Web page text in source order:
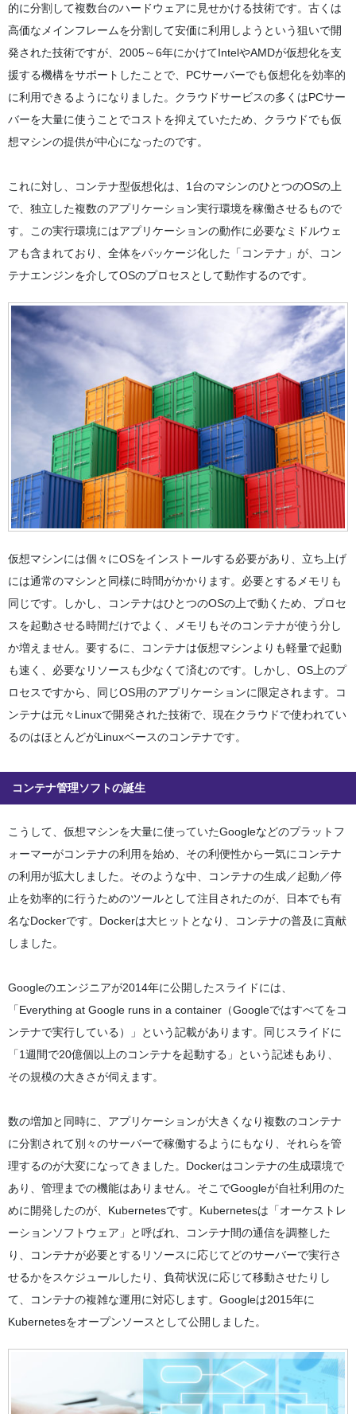
的に分割して複数台のハードウェアに見せかける技術です。古くは
高価なメインフレームを分割して安価に利用しようという狙いで開
発された技術ですが、2005～6年にかけてIntelやAMDが仮想化を支
援する機構をサポートしたことで、PCサーバーでも仮想化を効率的
に利用できるようになりました。クラウドサービスの多くはPCサー
バーを大量に使うことでコストを抑えていたため、クラウドでも仮
想マシンの提供が中心になったのです。
これに対し、コンテナ型仮想化は、1台のマシンのひとつのOSの上
で、独立した複数のアプリケーション実行環境を稼働させるもので
す。この実行環境にはアプリケーションの動作に必要なミドルウェ
アも含まれており、全体をパッケージ化した「コンテナ」が、コン
テナエンジンを介してOSのプロセスとして動作するのです。
仮想マシンには個々にOSをインストールする必要があり、立ち上げ
には通常のマシンと同様に時間がかかります。必要とするメモリも
同じです。しかし、コンテナはひとつのOSの上で動くため、プロセ
スを起動させる時間だけでよく、メモリもそのコンテナが使う分し
か増えません。要するに、コンテナは仮想マシンよりも軽量で起動
も速く、必要なリソースも少なくて済むのです。しかし、OS上のプ
ロセスですから、同じOS用のアプリケーションに限定されます。コ
ンテナは元々Linuxで開発された技術で、現在クラウドで使われてい
るのはほとんどがLinuxベースのコンテナです。
コンテナ管理ソフトの誕生
こうして、仮想マシンを大量に使っていたGoogleなどのプラットフ
ォーマーがコンテナの利用を始め、その利便性から一気にコンテナ
の利用が拡大しました。そのような中、コンテナの生成／起動／停
止を効率的に行うためのツールとして注目されたのが、日本でも有
名なDockerです。Dockerは大ヒットとなり、コンテナの普及に貢献
しました。
Googleのエンジニアが2014年に公開したスライドには、
「Everything at Google runs in a container（Googleではすべてをコ
ンテナで実行している）」という記載があります。同じスライドに
「1週間で20億個以上のコンテナを起動する」という記述もあり、
その規模の大きさが伺えます。
数の増加と同時に、アプリケーションが大きくなり複数のコンテナ
に分割されて別々のサーバーで稼働するようにもなり、それらを管
理するのが大変になってきました。Dockerはコンテナの生成環境で
あり、管理までの機能はありません。そこでGoogleが自社利用のた
めに開発したのが、Kubernetesです。Kubernetesは「オーケストレ
ーションソフトウェア」と呼ばれ、コンテナ間の通信を調整した
り、コンテナが必要とするリソースに応じてどのサーバーで実行さ
せるかをスケジュールしたり、負荷状況に応じて移動させたりし
て、コンテナの複雑な運用に対応します。Googleは2015年に
Kubernetesをオープンソースとして公開しました。